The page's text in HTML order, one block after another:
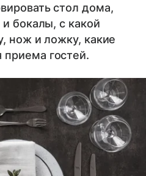
стол дома,
и бокалы, с какой
нож и ложку, какие
гостей.